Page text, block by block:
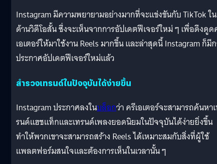
Instagram มีความพยายามอย่างมากที่จะแข่งขันกับ TikTok ใน
ด้านวิดีโอสั้น ซึ่งจะเห็นจากการอัปเดตฟีเจอร์ใหม่ ๆ เพื่อดึงดูด
เอเตอร์ให้มาใช้งาน Reels มากขึ้น และล่าสุดนี้ Instagram ก็มี
ประกาศอัปเดตฟีเจอร์ใหม่แล้ว
สำรวจเทรนด์ในปัจจุบันได้ง่ายขึ้น
Instagram ประกาศลงในบล็อกว่า ครีเอเตอร์จะสามารถค้นหา
รนด์แฮชแท็กและเทรนด์เพลงยอดนิยมในปัจจุบันได้ง่ายยิ่งขึ้น
ทำให้พวกเขาจะสามารถสร้าง Reels ได้เหมาะสมกับสิ่งที่ผู้ใช้
แพลตฟอร์มสนใจและต้องการเห็นในเวลานั้น ๆ